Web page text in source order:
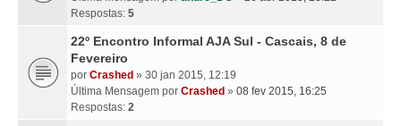
Respostas: 5
22º Encontro Informal AJA Sul - Cascais, 8 de
Fevereiro
por Crashed » 30 jan 2015, 12:19
Última Mensagem por Crashed » 08 fev 2015, 16:25
Respostas: 2